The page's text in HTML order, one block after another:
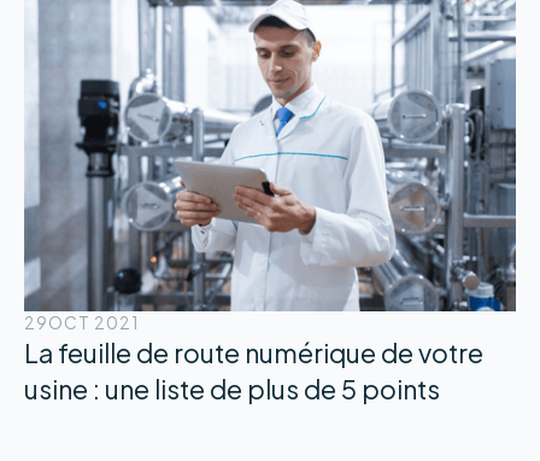
29OCT 2021
La feuille de route numérique de votre
usine : une liste de plus de 5 points